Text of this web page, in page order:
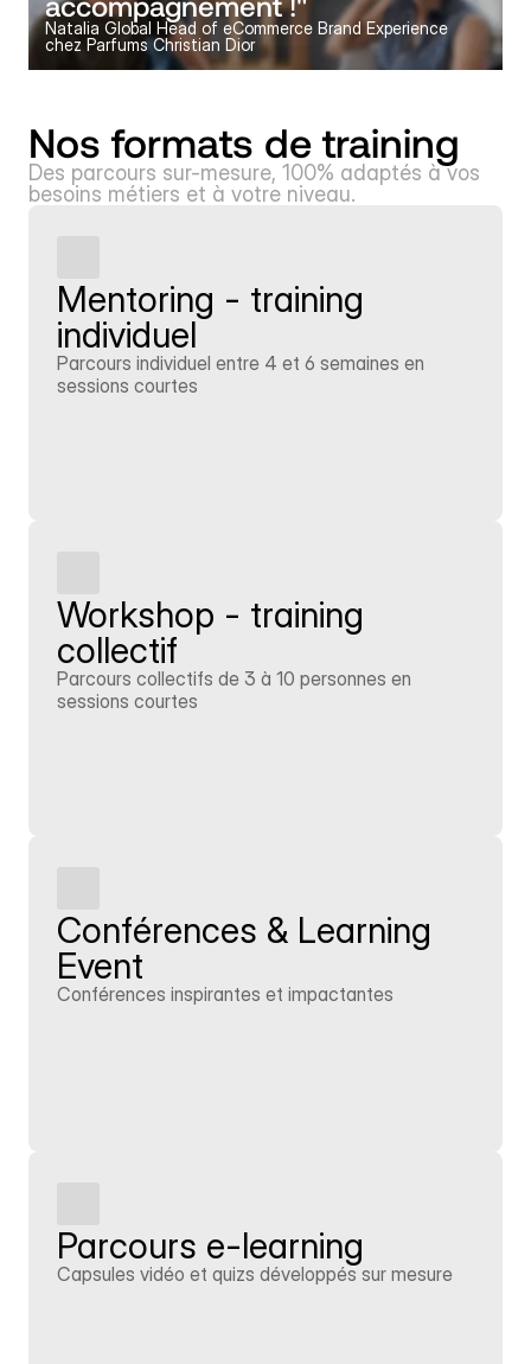
Natalia Global Head of eCommerce Brand Experience
chez Parfums Christian Dior
Nos formats de training
Des parcours sur-mesure, 100% adaptés à vos
besoins métiers et à votre niveau.
Mentoring - training
individuel
Parcours individuel entre 4 et 6 semaines en
sessions courtes
Workshop - training
collectif
Parcours collectifs de 3 à 10 personnes en
sessions courtes
Conférences & Learning
Event
Conférences inspirantes et impactantes
Parcours e-learning
Capsules vidéo et quizs développés sur mesure